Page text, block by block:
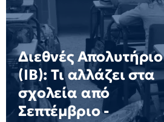
Διεθνές Απολυτήριο
(IB): Τι αλλάζει στα
σχολεία από
Σεπτέμβριο -